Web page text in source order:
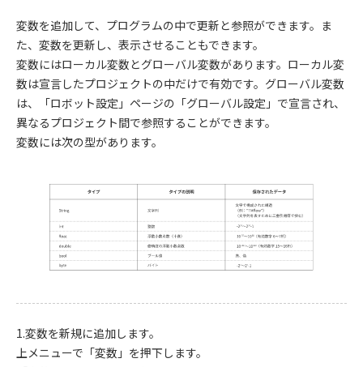
変数を追加して、プログラムの中で更新と参照ができます。ま
た、変数を更新し、表示させることもできます。
変数にはローカル変数とグローバル変数があります。ローカル変
数は宣言したプロジェクトの中だけで有効です。グローバル変数
は、「ロボット設定」ページの「グローバル設定」で宣言され、
異なるプロジェクト間で参照することができます。
変数には次の型があります。
1.変数を新規に追加します。
上メニューで「変数」を押下します。